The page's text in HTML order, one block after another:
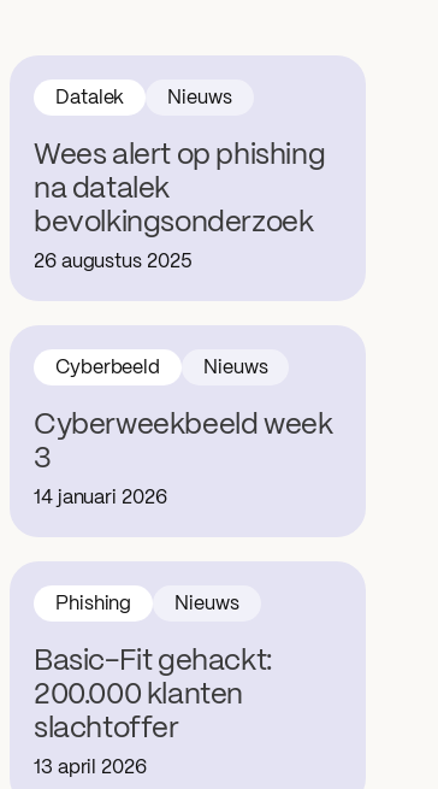
Wees alert op phishing
na datalek
bevolkingsonderzoek
Datalek Nieuws
26 augustus 2025
Cyberweekbeeld week
3
Cyberbeeld Nieuws
14 januari 2026
Basic-Fit gehackt:
200.000 klanten
slachtoffer
Phishing Nieuws
13 april 2026